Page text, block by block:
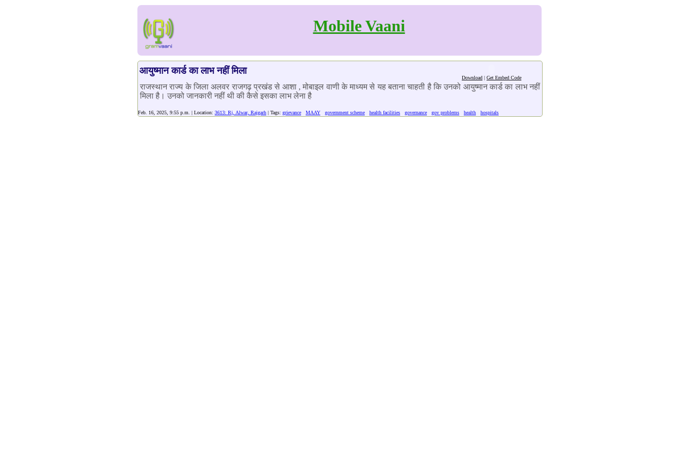
Mobile Vaani
आयुष्मान कार्ड का लाभ नहीं मिला
Download | Get Embed Code
राजस्थान राज्य के जिला अलवर राजगढ़ प्रखंड से आशा , मोबाइल वाणी के माध्यम से यह बताना चाहती है कि उनको आयुष्मान कार्ड का लाभ नहीं
मिला है। उनको जानकारी नहीं थी की कैसे इसका लाभ लेना है
Feb. 16, 2025, 9:55 p.m. | Location: 3613: Rj, Alwar, Rajgarh | Tags: grievance MAAY government scheme health facilities governance gov problems health hospitals